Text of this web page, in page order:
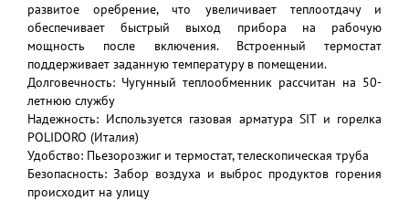
развитое оребрение, что увеличивает теплоотдачу и
обеспечивает быстрый выход прибора на рабочую
мощность после включения. Встроенный термостат
поддерживает заданную температуру в помещении.
Долговечность: Чугунный теплообменник рассчитан на 50-
летнюю службу
Надежность: Используется газовая арматура SIT и горелка
POLIDORO (Италия)
Удобство: Пьезорозжиг и термостат, телескопическая труба
Безопасность: Забор воздуха и выброс продуктов горения
происходит на улицу